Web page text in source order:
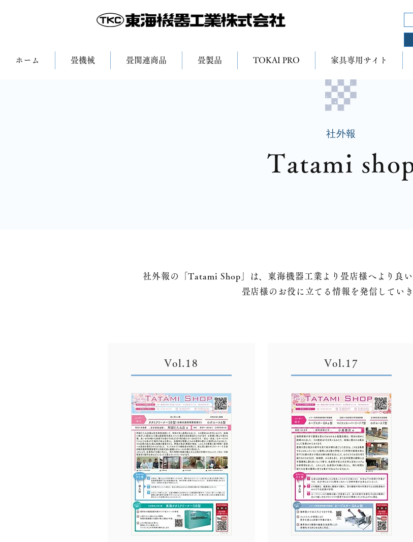
ホーム 畳機械 畳関連商品 畳製品 TOKAI PRO 家具専用サイト
社外報
Tatami
社外報の「Tatami Shop」は、東海機器工業より畳店様へより良
畳店様のお役に立てる情報を発信していき
Vol.18 Vol.17